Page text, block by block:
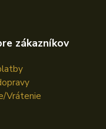
zákazníkov
Vrátenie